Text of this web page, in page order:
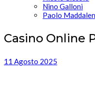
Nino Galloni
Paolo
Casino Online
11 Agosto 2025